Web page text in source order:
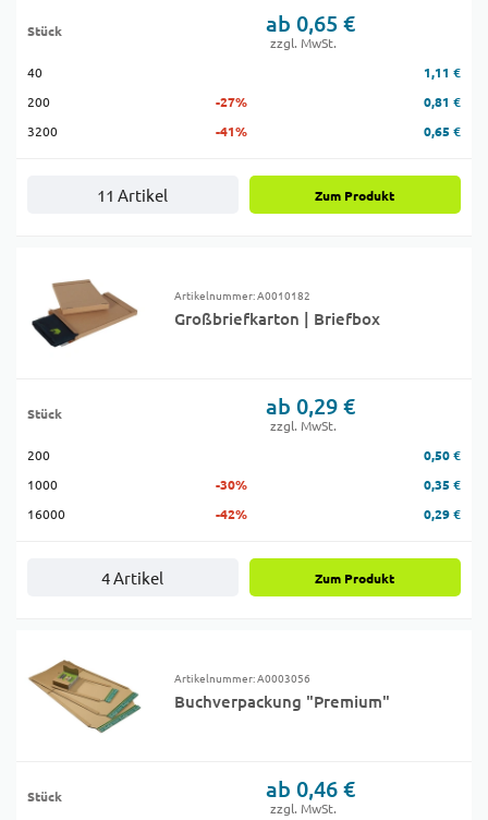
Stück ab 0,65 €
zzgl. MwSt.
40
1,11 €
200
-27%
0,81 €
3200
-41% 0,65 €
11 Artikel Zum Produkt
Artikelnummer: A0010182
Großbriefkarton | Briefbox
Stück ab 0,29 €
zzgl. MwSt.
200
0,50 €
1000
-30%
0,35 €
16000
-42% 0,29 €
4 Artikel Zum Produkt
Artikelnummer: A0003056
Buchverpackung "Premium"
Stück ab 0,46 €
zzgl. MwSt.